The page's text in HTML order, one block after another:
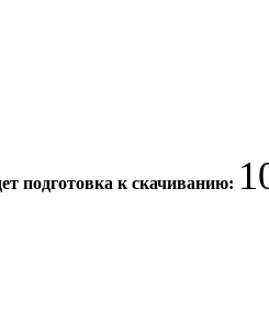
подготовка к скачиванию: